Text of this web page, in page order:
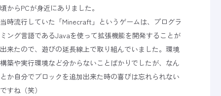
頃からPCが身近にありました。
当時流行していた「Minecraft」というゲームは、プログラ
ミング言語であるJavaを使って拡張機能を開発することが
出来たので、遊びの延長線上で取り組んでいました。環境
構築や実行環境など分からないことばかりでしたが、なん
とか自分でブロックを追加出来た時の喜びは忘れられない
ですね（笑）